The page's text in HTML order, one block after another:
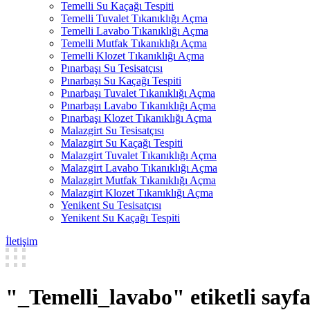
Temelli Su Kaçağı Tespiti
Temelli Tuvalet Tıkanıklığı Açma
Temelli Lavabo Tıkanıklığı Açma
Temelli Mutfak Tıkanıklığı Açma
Temelli Klozet Tıkanıklığı Açma
Pınarbaşı Su Tesisatçısı
Pınarbaşı Su Kaçağı Tespiti
Pınarbaşı Tuvalet Tıkanıklığı Açma
Pınarbaşı Lavabo Tıkanıklığı Açma
Pınarbaşı Klozet Tıkanıklığı Açma
Malazgirt Su Tesisatçısı
Malazgirt Su Kaçağı Tespiti
Malazgirt Tuvalet Tıkanıklığı Açma
Malazgirt Lavabo Tıkanıklığı Açma
Malazgirt Mutfak Tıkanıklığı Açma
Malazgirt Klozet Tıkanıklığı Açma
Yenikent Su Tesisatçısı
Yenikent Su Kaçağı Tespiti
İletişim
"_Temelli_lavabo" etiketli